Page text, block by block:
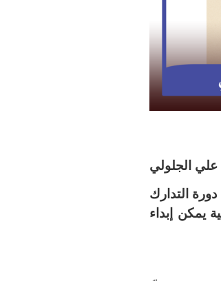
علي الجلولي
التدارك
يمكن إبداء